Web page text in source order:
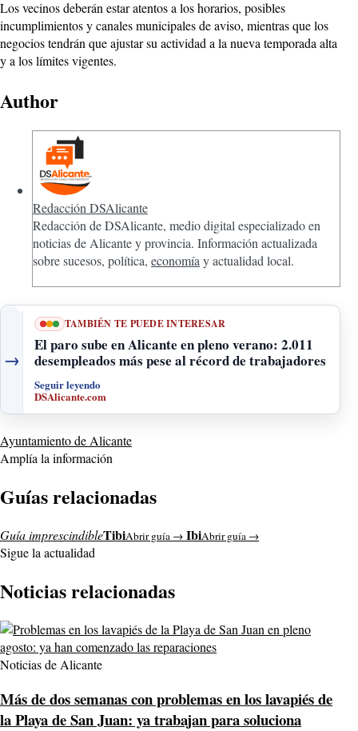
Los vecinos deberán estar atentos a los horarios, posibles
incumplimientos y canales municipales de aviso, mientras que los
negocios tendrán que ajustar su actividad a la nueva temporada alta
y a los límites vigentes.
Author
Redacción DSAlicante
Redacción de DSAlicante, medio digital especializado en
noticias de Alicante y provincia. Información actualizada
sobre sucesos, política, economía y actualidad local.
→
TAMBIÉN TE PUEDE INTERESAR
El paro sube en Alicante en pleno verano: 2.011
desempleados más pese al récord de trabajadores
Seguir leyendo
DSAlicante.com
Ayuntamiento de Alicante
Amplía la información
Guías relacionadas
Guía imprescindibleTibiAbrir guía → IbiAbrir guía →
Sigue la actualidad
Noticias relacionadas
Noticias de Alicante
Más de dos semanas con problemas en los lavapiés de
la Playa de San Juan: ya trabajan para soluciona